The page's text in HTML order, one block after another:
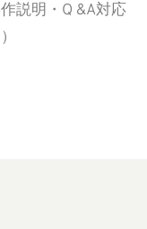
説明・Q &A対応